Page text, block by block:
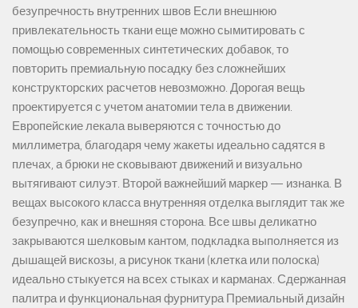
безупречность внутренних швов Если внешнюю
привлекательность ткани еще можно сымитировать с
помощью современных синтетических добавок, то
повторить премиальную посадку без сложнейших
конструкторских расчетов невозможно. Дорогая вещь
проектируется с учетом анатомии тела в движении.
Европейские лекала выверяются с точностью до
миллиметра, благодаря чему жакеты идеально садятся в
плечах, а брюки не сковывают движений и визуально
вытягивают силуэт. Второй важнейший маркер — изнанка. В
вещах высокого класса внутренняя отделка выглядит так же
безупречно, как и внешняя сторона. Все швы деликатно
закрываются шелковым кантом, подкладка выполняется из
дышащей вискозы, а рисунок ткани (клетка или полоска)
идеально стыкуется на всех стыках и карманах. Сдержанная
палитра и функциональная фурнитура Премиальный дизайн